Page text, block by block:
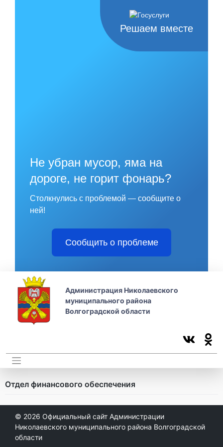
Решаем вместе
Не убран мусор, яма на
дороге, не горит фонарь?
Столкнулись с проблемой — сообщите о
ней!
Сообщить о проблеме
Администрация Николаевского
муниципального района
Волгоградской области
Отдел финансового обеспечения
© 2026 Официальный сайт Администрации
Николаевского муниципального района Волгоградской
области